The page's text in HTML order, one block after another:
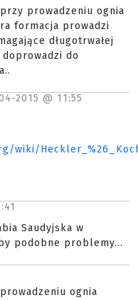
prowadzeniu ognia
formacja prowadzi
długotrwałej
do
2015 @ 11:55
wiki/
Saudyjska w
podobne problemy...
ognia